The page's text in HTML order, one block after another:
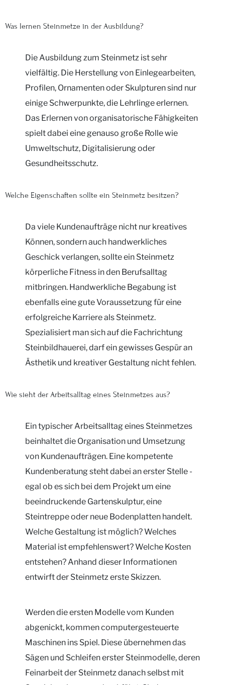
Was lernen Steinmetze in der Ausbildung?
Die Ausbildung zum Steinmetz ist sehr
vielfältig. Die Herstellung von Einlegearbeiten,
Profilen, Ornamenten oder Skulpturen sind nur
einige Schwerpunkte, die Lehrlinge erlernen.
Das Erlernen von organisatorische Fähigkeiten
spielt dabei eine genauso große Rolle wie
Umweltschutz, Digitalisierung oder
Gesundheitsschutz.
Welche Eigenschaften sollte ein Steinmetz besitzen?
Da viele Kundenaufträge nicht nur kreatives
Können, sondern auch handwerkliches
Geschick verlangen, sollte ein Steinmetz
körperliche Fitness in den Berufsalltag
mitbringen. Handwerkliche Begabung ist
ebenfalls eine gute Voraussetzung für eine
erfolgreiche Karriere als Steinmetz.
Spezialisiert man sich auf die Fachrichtung
Steinbildhauerei, darf ein gewisses Gespür an
Ästhetik und kreativer Gestaltung nicht fehlen.
Wie sieht der Arbeitsalltag eines Steinmetzes aus?
Ein typischer Arbeitsalltag eines Steinmetzes
beinhaltet die Organisation und Umsetzung
von Kundenaufträgen. Eine kompetente
Kundenberatung steht dabei an erster Stelle -
egal ob es sich bei dem Projekt um eine
beeindruckende Gartenskulptur, eine
Steintreppe oder neue Bodenplatten handelt.
Welche Gestaltung ist möglich? Welches
Material ist empfehlenswert? Welche Kosten
entstehen? Anhand dieser Informationen
entwirft der Steinmetz erste Skizzen.
Werden die ersten Modelle vom Kunden
abgenickt, kommen computergesteuerte
Maschinen ins Spiel. Diese übernehmen das
Sägen und Schleifen erster Steinmodelle, deren
Feinarbeit der Steinmetz danach selbst mit